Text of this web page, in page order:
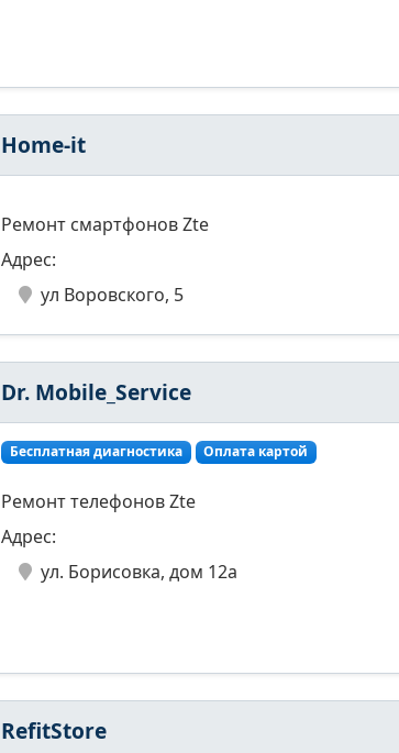
Home-it
Ремонт смартфонов Zte
Адрес:
ул Воровского, 5
Dr. Mobile_Service
Бесплатная диагностика Оплата картой
Ремонт телефонов Zte
Адрес:
ул. Борисовка, дом 12а
RefitStore